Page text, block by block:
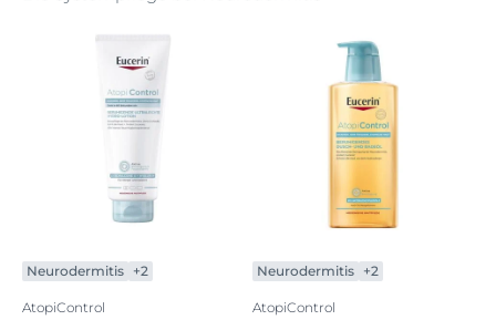
Neurodermitis +2
AtopiControl
Neurodermitis +2
AtopiControl